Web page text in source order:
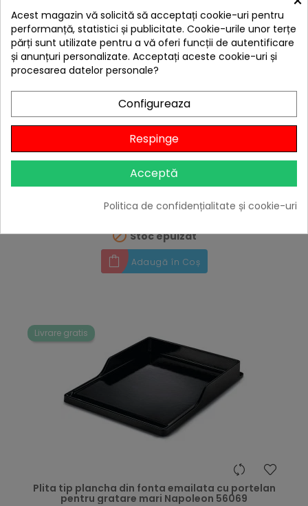
Plita din fonta cu 2 fete neteda si grill 36 x 41 cm
pentru arzatoarele Camp Chef CC-CGG16BEU
Niciun review
Stoc epuizat
Adaugă în Coș
Livrare gratis
Plita tip plancha din fonta emailata cu portelan
pentru gratare mari Napoleon 56069
Acest magazin vă solicită să acceptați cookie-uri pentru
performanță, statistici și publicitate. Cookie-urile unor terțe
părți sunt utilizate pentru a vă oferi funcții de autentificare
și anunțuri personalizate. Acceptați aceste cookie-uri și
procesarea datelor personale?
Configureaza
Respinge
Acceptă
Politica de confidențialitate și cookie-uri